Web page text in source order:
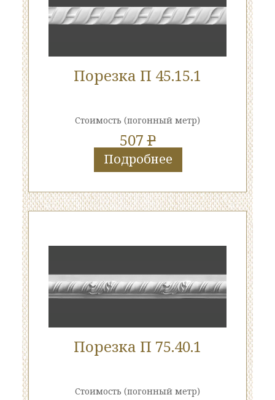
Порезка П 45.15.1
Стоимость (погонный метр)
507P
Подробнее
Порезка П 75.40.1
Стоимость (погонный метр)